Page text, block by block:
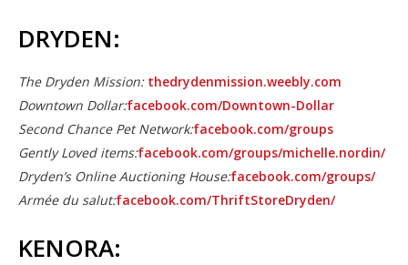
DRYDEN:
The Dryden Mission: thedrydenmission.weebly.com
Downtown Dollar:facebook.com/Downtown-Dollar
Second Chance Pet Network:facebook.com/groups
Gently Loved items:facebook.com/groups/michelle.nordin/
Dryden’s Online Auctioning House:facebook.com/groups/
Armée du salut:facebook.com/ThriftStoreDryden/
KENORA: